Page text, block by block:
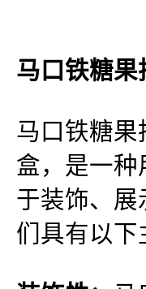
马口铁糖果
马口铁糖果
盒，是一种
于装饰、展
们具有以下